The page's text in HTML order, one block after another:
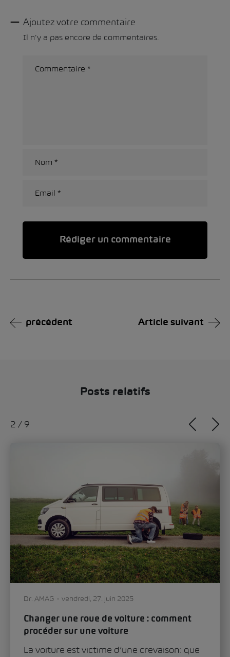
Ajoutez votre commentaire
Il n'y a pas encore de commentaires.
précédent Article suivant
Posts relatifs
2 / 9
Dr. AMAG vendredi, 27. juin 2025
Changer une roue de voiture : comment
procéder sur une voiture
La voiture est victime d’une crevaison: que